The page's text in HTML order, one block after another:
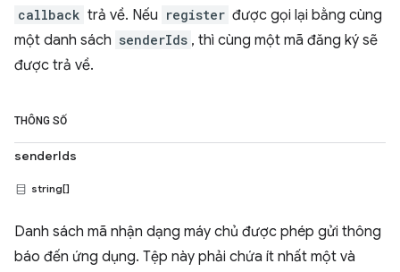
callback trả về. Nếu register được gọi lại bằng cùng
một danh sách senderIds , thì cùng một mã đăng ký sẽ
được trả về.
THÔNG SỐ
senderIds
string[]
Danh sách mã nhận dạng máy chủ được phép gửi thông
báo đến ứng dụng. Tệp này phải chứa ít nhất một và